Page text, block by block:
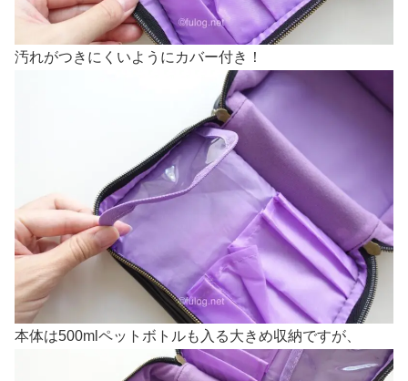
汚れがつきにくいようにカバー付き！
本体は500mlペットボトルも入る大きめ収納ですが、